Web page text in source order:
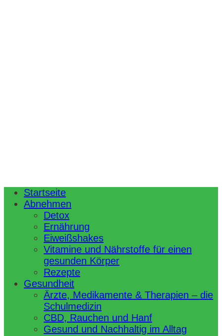
Startseite
Abnehmen
Detox
Ernährung
Eiweißshakes
Vitamine und Nährstoffe für einen
gesunden Körper
Rezepte
Gesundheit
Ärzte, Medikamente & Therapien – die
Schulmedizin
CBD, Rauchen und Hanf
Gesund und Nachhaltig im Alltag